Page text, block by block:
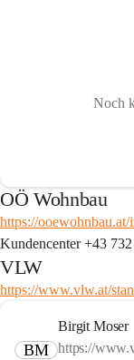
Noch
OÖ Wohnbau
https://
Kundencenter +43
VLW
https://www.vlw.at/
BM
Birgit Moser
https://